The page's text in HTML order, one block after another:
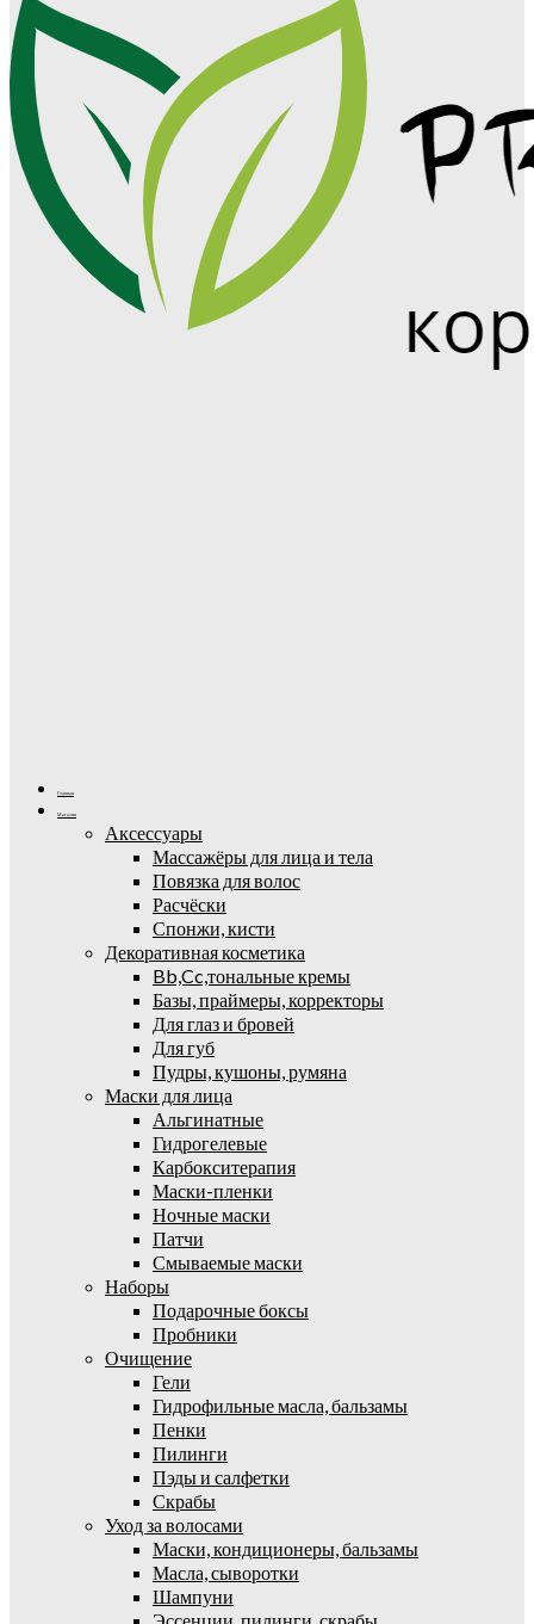
Главная
Магазин
Аксессуары
Массажёры для лица и тела
Повязка для волос
Расчёски
Спонжи, кисти
Декоративная косметика
Bb,Cc,тональные кремы
Базы, праймеры, корректоры
Для глаз и бровей
Для губ
Пудры, кушоны, румяна
Маски для лица
Альгинатные
Гидрогелевые
Карбокситерапия
Маски-пленки
Ночные маски
Патчи
Смываемые маски
Наборы
Подарочные боксы
Пробники
Очищение
Гели
Гидрофильные масла, бальзамы
Пенки
Пилинги
Пэды и салфетки
Скрабы
Уход за волосами
Маски, кондиционеры, бальзамы
Масла, сыворотки
Шампуни